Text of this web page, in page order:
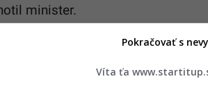
minister.
chránenom železničnom priecestí
po 17. hodine. Pri zrážke
päť ľudí.
Víta ťa
Pokračovať s